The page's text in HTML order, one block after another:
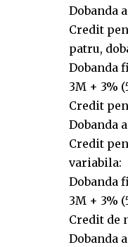
Dobanda
Credit
patru,
Dobanda
3M + 3%
Credit
Dobanda
Credit
variabila:
Dobanda
3M + 3%
Credit de
Dobanda